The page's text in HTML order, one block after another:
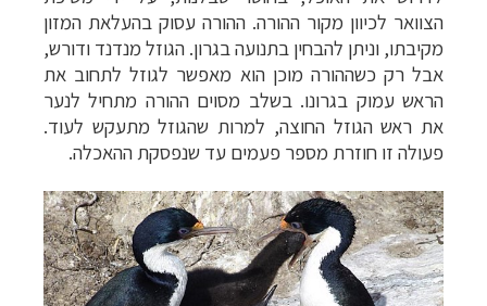
הצוואר לכיוון מקור ההורה. ההורה עסוק בהעלאת המזון
מקיבתו, וניתן להבחין בתנועה בגרון. הגוזל מנדנד ודורש,
אבל רק כשההורה מוכן הוא מאפשר לגוזל לתחוב את
הראש עמוק בגרונו. בשלב מסוים ההורה מתחיל לנער
את ראש הגוזל החוצה, למרות שהגוזל מתעקש לעוד.
פעולה זו חוזרת מספר פעמים עד שנפסקת ההאכלה.